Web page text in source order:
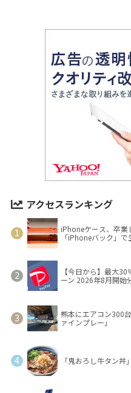
アクセスランキング
iPhoneケース、卒業
「iPhoneバック」で
【今日から】最大
ーン 2026年8月開始
熊本にエアコン300
ァインプレー」
「鬼おろし牛タン